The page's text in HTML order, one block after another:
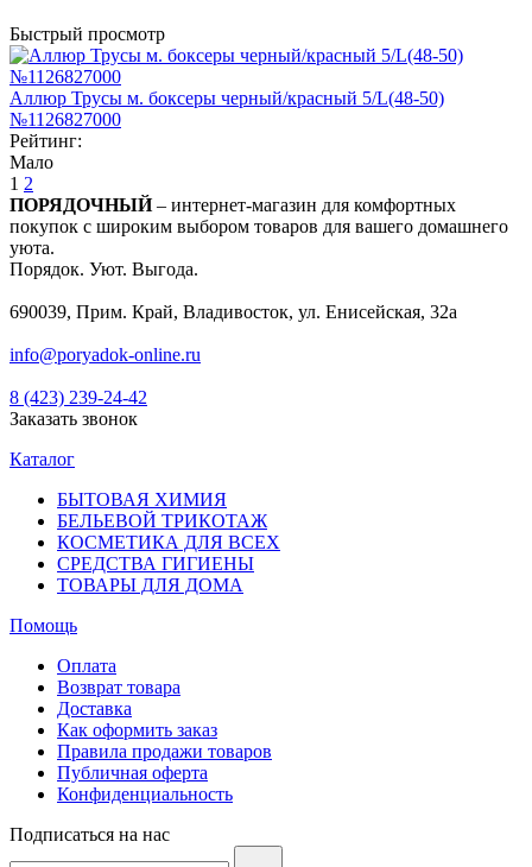
Быстрый просмотр
Аллюр Трусы м. боксеры черный/красный 5/L(48-50)
№1126827000
Рейтинг:
Мало
1 2
ПОРЯДОЧНЫЙ– интернет-магазин для комфортных
покупок с широким выбором товаров для вашего домашнего
уюта.
Порядок. Уют. Выгода.
690039, Прим. Край, Владивосток, ул. Енисейская, 32а
info@poryadok-online.ru
8 (423) 239-24-42
Заказать звонок
Каталог
БЫТОВАЯ ХИМИЯ
БЕЛЬЕВОЙ ТРИКОТАЖ
КОСМЕТИКА ДЛЯ ВСЕХ
СРЕДСТВА ГИГИЕНЫ
ТОВАРЫ ДЛЯ ДОМА
Помощь
Оплата
Возврат товара
Доставка
Как оформить заказ
Правила продажи товаров
Публичная оферта
Конфиденциальность
Подписаться на нас